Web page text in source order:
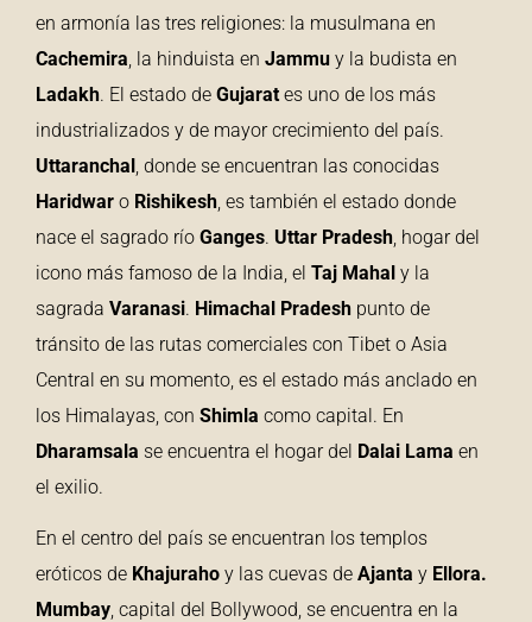
en armonía las tres religiones: la musulmana en
Cachemira , la hinduista en Jammu y la budista en
Ladakh. El estado de Gujarat es uno de los más
industrializados y de mayor crecimiento del país.
Uttaranchal , donde se encuentran las conocidas
Haridwar o Rishikesh , es también el estado donde
nace el sagrado río Ganges. Uttar Pradesh , hogar del
icono más famoso de la India, el Taj Mahal y la
sagrada Varanasi. Himachal Pradesh punto de
tránsito de las rutas comerciales con Tibet o Asia
Central en su momento, es el estado más anclado en
los Himalayas, con Shimla como capital. En
Dharamsala se encuentra el hogar del Dalai Lama en
el exilio.
En el centro del país se encuentran los templos
eróticos de Khajuraho y las cuevas de Ajanta y Ellora.
Mumbay , capital del Bollywood, se encuentra en la